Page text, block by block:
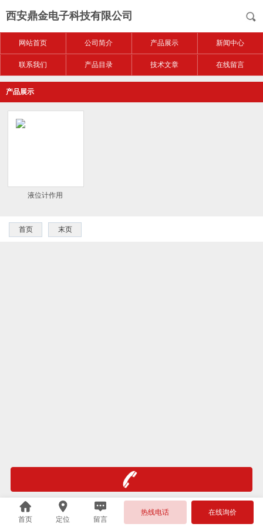
西安鼎金电子科技有限公司
网站首页 公司简介 产品展示 新闻中心
联系我们 产品目录 技术文章 在线留言
产品展示
液位计作用
首页 末页
首页 定位 留言
热线电话 在线询价